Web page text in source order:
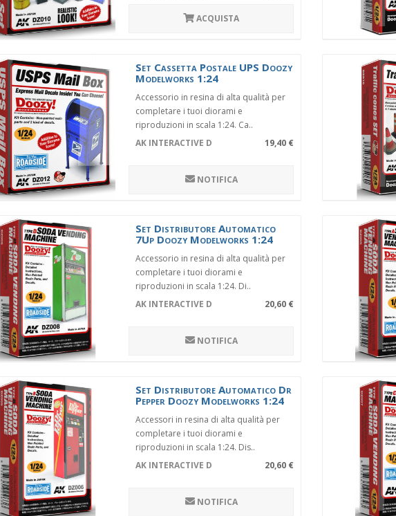
ACQUISTA
Set Cassetta Postale UPS Doozy
Modelworks 1:24
Accessorio in resina di alta qualità per
completare i tuoi diorami e
riproduzioni in scala 1:24. Ca..
AK INTERACTIVE DZ012
19,40 €
NOTIFICA
Set Distributore Automatico
7Up Doozy Modelworks 1:24
Accessorio in resina di alta qualità per
completare i tuoi diorami e
riproduzioni in scala 1:24. Di..
AK INTERACTIVE DZ008
20,60 €
NOTIFICA
Set Distributore Automatico Dr
Pepper Doozy Modelworks 1:24
Accessori in resina di alta qualità per
completare i tuoi diorami e
riproduzioni in scala 1:24. Dis..
AK INTERACTIVE DZ006
20,60 €
NOTIFICA